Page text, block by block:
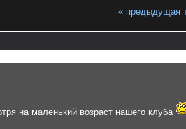
« предыдущая
на маленький возраст нашего клуба